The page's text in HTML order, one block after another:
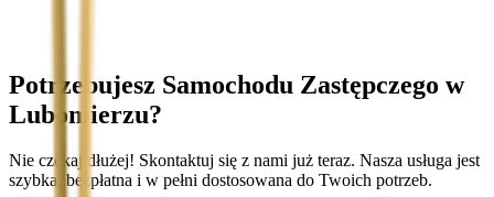
Potrzebujesz Samochodu Zastępczego w
Lubomierzu?
Nie czekaj dłużej! Skontaktuj się z nami już teraz. Nasza usługa jest
szybka, bezpłatna i w pełni dostosowana do Twoich potrzeb.